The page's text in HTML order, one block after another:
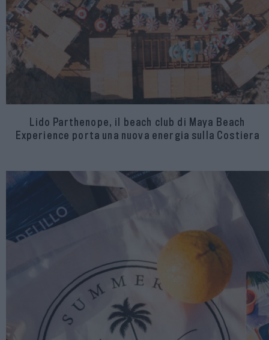
Lido Parthenope, il beach club di Maya Beach
Experience porta una nuova energia sulla Costiera